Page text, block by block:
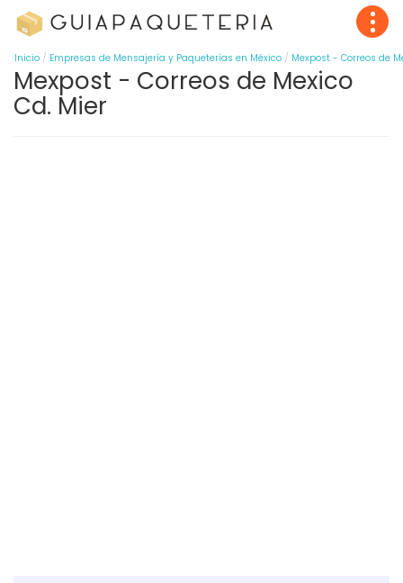
Inicio Empresas de Mensajería y Paqueterías en México Mexpost - Correos de
Mexpost - Correos de Mexico
Cd. Mier